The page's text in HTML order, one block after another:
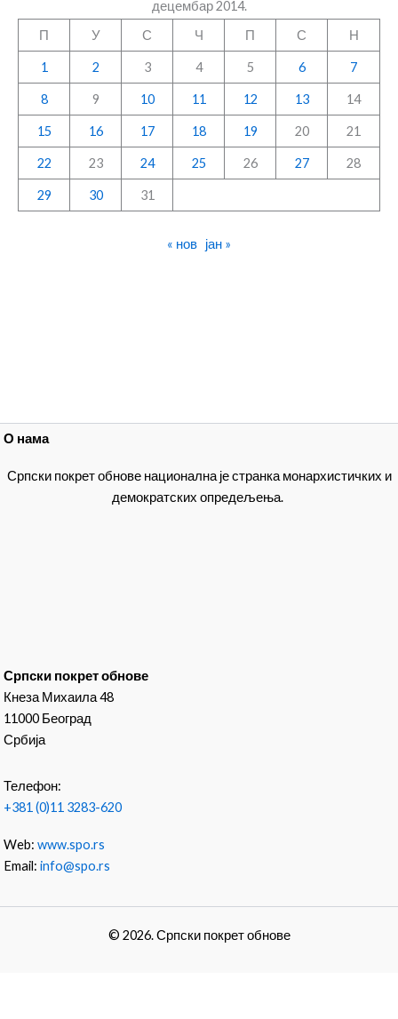
децембар 2014.
П
У С Ч П С Н
1 2 3 4 5 6 7
8 9 10 11 12 13 14
15 16 17 18 19 20 21
22 23 24 25 26 27 28
29 30 31
« нов јан »
О нама
Српски покрет обнове национална је странка монархистичких и
демократских опредељења.
Српски покрет обнове
Кнеза Михаила 48
11000 Београд
Србија
Телефон:
+381 (0)11 3283-620
Web:www.spo.rs
Email:info@spo.rs
© 2026. Српски покрет обнове